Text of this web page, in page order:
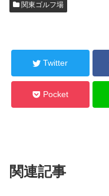
関東ゴルフ場
Twitter
Pocket
関連記事